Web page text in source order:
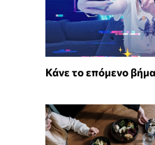
Κάνε το επόμενο